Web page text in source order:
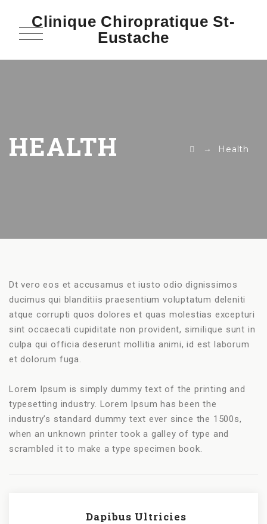
Clinique Chiropratique St-
Eustache
HEALTH → Health
Dt vero eos et accusamus et iusto odio dignissimos
ducimus qui blanditiis praesentium voluptatum deleniti
atque corrupti quos dolores et quas molestias excepturi
sint occaecati cupiditate non provident, similique sunt in
culpa qui officia deserunt mollitia animi, id est laborum
et dolorum fuga.
Lorem Ipsum is simply dummy text of the printing and
typesetting industry. Lorem Ipsum has been the
industry’s standard dummy text ever since the 1500s,
when an unknown printer took a galley of type and
scrambled it to make a type specimen book.
Dapibus Ultricies